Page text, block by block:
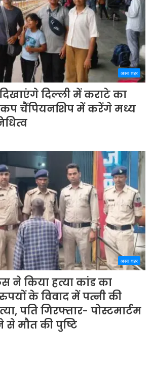
अपना शहर
दिखाएंगे दिल्ली में कराटे का
कप चैंपियनशिप में करेंगे मध्य
अपना शहर
ने किया हत्या कांड का
के विवाद में पत्नी की
पति गिरफ्तार- पोस्टमार्टम
मौत की पुष्टि